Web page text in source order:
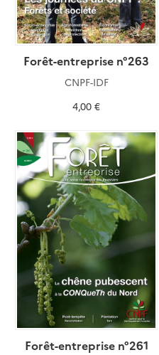
Forêt-entreprise n°263
CNPF-IDF
4,00 €
Forêt-entreprise n°261